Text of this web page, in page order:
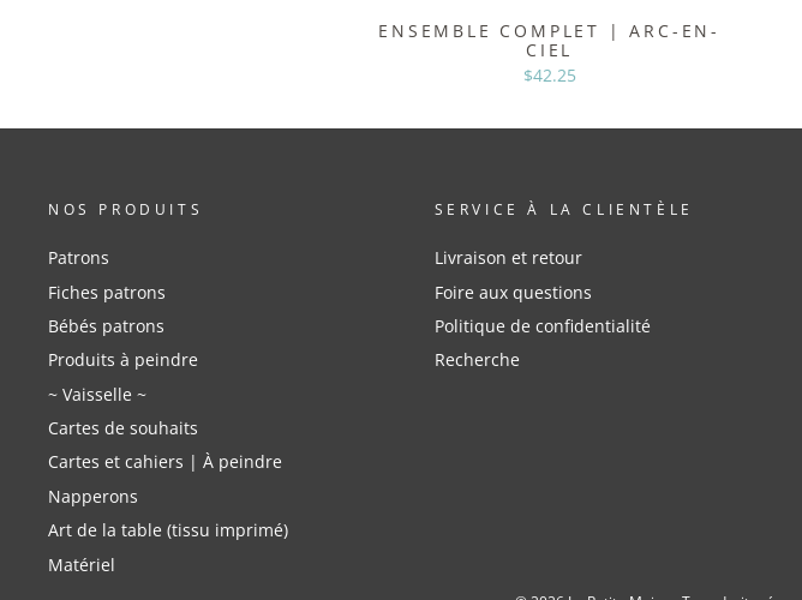
ENSEMBLE COMPLET | ARC-EN-
CIEL
$42.25
NOS PRODUITS
Patrons
Fiches patrons
Bébés patrons
Produits à peindre
~ Vaisselle ~
Cartes de souhaits
Cartes et cahiers | À peindre
Napperons
Art de la table (tissu imprimé)
Matériel
SERVICE À LA CLIENTÈLE
Livraison et retour
Foire aux questions
Politique de confidentialité
Recherche